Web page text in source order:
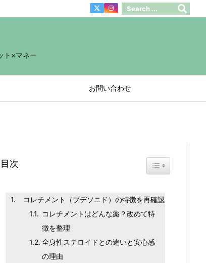
ト×マネー
お問い合わせ
目次 Toggle Table of
コレチメント（ブデソニド）の特徴を再確認
コレチメントはどんな薬？改めて特
徴を整理
全身性ステロイドとの違いと安心感
の理由